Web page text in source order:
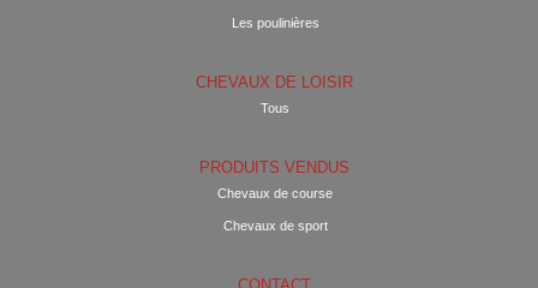
Les poulinières
CHEVAUX DE LOISIR
Tous
PRODUITS VENDUS
Chevaux de course
Chevaux de sport